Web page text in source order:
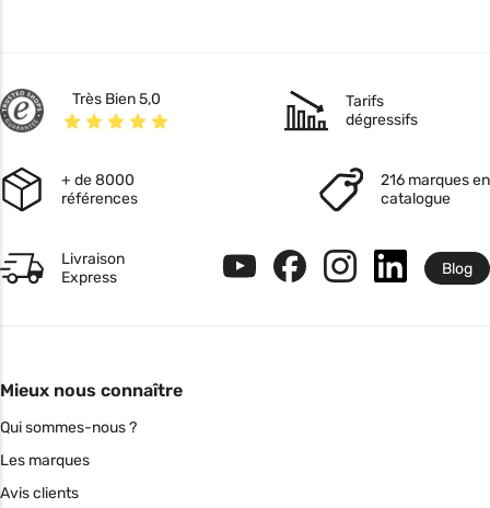
Très Bien 5,0
Tarifs
dégressifs
+ de 8000
références
216 marques en
catalogue
Livraison
Express
Blog
Mieux nous connaître
Qui sommes-nous ?
Les marques
Avis clients